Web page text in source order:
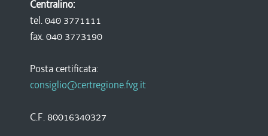
Centralino:
tel. 040 3771111
fax. 040 3773190
Posta certificata:
consiglio@certregione.fvg.it
C.F. 80016340327